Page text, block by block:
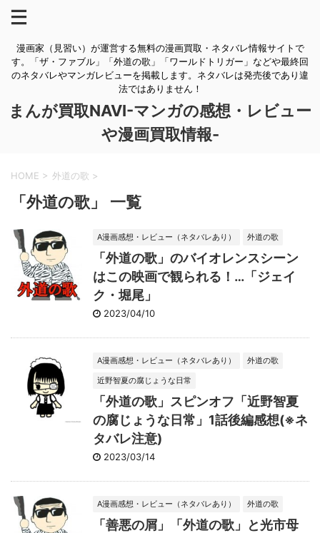
漫画家（見習い）が運営する無料の漫画買取・ネタバレ情報サイトで
す。「ザ・ファブル」「外道の歌」「ワールドトリガー」などや最終回
のネタバレやマンガレビューを掲載します。ネタバレは発売後であり違
法ではありません！
まんが買取NAVI-マンガの感想・レビュー
や漫画買取情報-
HOME > 外道の歌 >
「外道の歌」 一覧
A漫画感想・レビュー（ネタバレあり） 外道の歌
「外道の歌」のバイオレンスシーン
はこの映画で観られる！…「ジェイ
ク・堀尾」
2023/04/10
A漫画感想・レビュー（ネタバレあり）
外道の歌
近野智夏の腐じょうな日常
「外道の歌」スピンオフ「近野智夏
の腐じょうな日常」1話後編感想(※ネ
タバレ注意)
2023/03/14
A漫画感想・レビュー（ネタバレあり） 外道の歌
「善悪の屑」「外道の歌」と光市母